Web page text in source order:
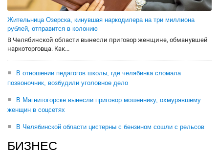
Жительница Озерска, кинувшая наркодилера на три миллиона
рублей, отправится в колонию
В Челябинской области вынесли приговор женщине, обманувшей
наркоторговца. Как...
В отношении педагогов школы, где челябинка сломала
позвоночник, возбудили уголовное дело
В Магнитогорске вынесли приговор мошеннику, охмурявшему
женщин в соцсетях
В Челябинской области цистерны с бензином сошли с рельсов
БИЗНЕС